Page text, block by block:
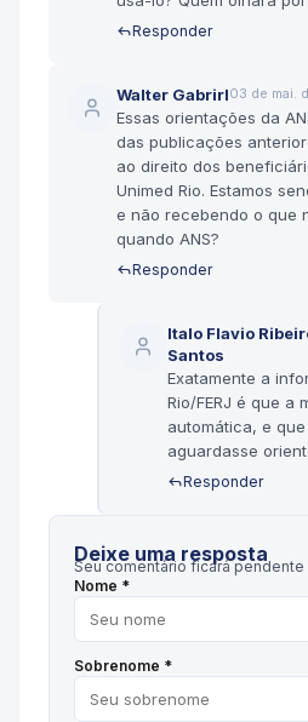
Responder
Walter Gabrirl03 de mai.
Essas orientações da
das publicações
ao direito dos
Unimed Rio. Estamos
e não recebendo o que
quando ANS?
Responder
Italo Flavio
Santos
Exatamente a
Rio/FERJ é que a
automática, e
aguardasse
Responder
Deixe uma resposta
Seu comentário ficará
Nome *
Sobrenome *